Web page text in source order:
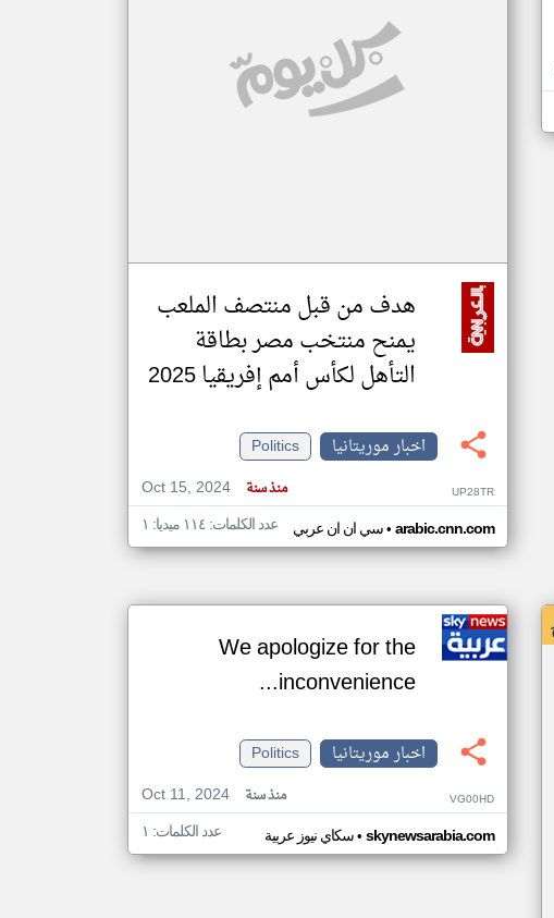
مصادر الأخبار من موريتانيا
هدف من قبل منتصف الملعب
يمنح منتخب مصر بطاقة
التأهل لكأس أمم إفريقيا 2025
اخبار موريتانيا
Politics
Oct 15, 2024
منذ سنة UP28TR
سي ان ان عربي• arabic.cnn.com عدد الكلمات: ١١٤ ميديا: ١
We apologize for the
inconvenience...
اخبار موريتانيا
Politics
Oct 11, 2024
منذ سنة VG00HD
سكاي نيوز عربية• skynewsarabia.com عدد الكلمات: ١